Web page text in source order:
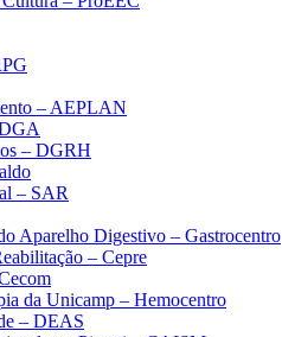
– AEPLAN
– DGRH
– SAR
Aparelho Digestivo – Gastrocentro
– Cepre
da Unicamp – Hemocentro
– DEAS